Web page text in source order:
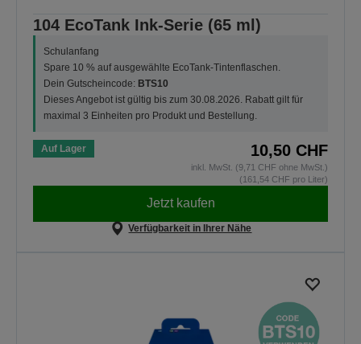
104 EcoTank Ink-Serie (65 ml)
Schulanfang
Spare 10 % auf ausgewählte EcoTank-Tintenflaschen.
Dein Gutscheincode: BTS10
Dieses Angebot ist gültig bis zum 30.08.2026. Rabatt gilt für
maximal 3 Einheiten pro Produkt und Bestellung.
Auf Lager 10,50 CHF
inkl. MwSt. (9,71 CHF ohne MwSt.)
(161,54 CHF pro Liter)
Jetzt kaufen
Verfügbarkeit in Ihrer Nähe